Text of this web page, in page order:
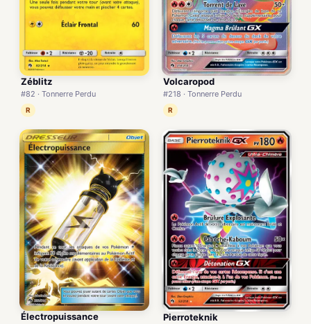
Zéblitz
#82 · Tonnerre Perdu
R
Volcaropod
#218 · Tonnerre Perdu
R
Électropuissance Pierroteknik